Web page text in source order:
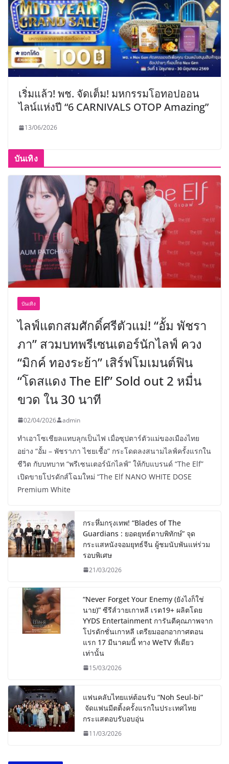
เริ่มแล้ว! พช. จัดเต็ม! มหกรรมโอทอปออน
ไลน์แห่งปี “6 CARNIVALS OTOP Amazing”
13/06/2026
บันเทิง
บันเทิง
ไลฟ์แตกสมศักดิ์ศรีตัวแม่! “อั้ม พัชรา
ภา” สวมบทพรีเซนเตอร์นักไลฟ์ ควง
“มิกค์ ทองระย้า” เสิร์ฟโมเมนต์ฟิน
“โดสแดง The Elf” Sold out 2 หมื่น
ขวด ใน 30 นาที
02/04/2026 admin
ทำเอาโซเชียลแทบลุกเป็นไฟ เมื่อซุปตาร์ตัวแม่ของเมืองไทย
อย่าง “อั้ม – พัชราภา ไชยเชื้อ” กระโดดลงสนามไลฟ์ครั้งแรกใน
ชีวิต กับบทบาท “พรีเซนเตอร์นักไลฟ์” ให้กับแบรนด์ “The Elf”
เปิดขายโปรดักส์โฉมใหม่ “The Elf NANO WHITE DOSE
Premium White
กระหึ่มกรุงเทพ! “Blades of The
Guardians : ยอดยุทธ์ดาบพิทักษ์” จุด
กระแสหนังจอมยุทธ์จีน ผู้ชมนับพันแห่ร่วม
รอบพิเศษ
21/03/2026
“Never Forget Your Enemy (ยังไงก็ใช่
นาย)” ซีรีส์วายเกาหลี เรต19+ ผลิตโดย
YYDS Entertainment การันตีคุณภาพจาก
โปรดักชั่นเกาหลี เตรียมออกอากาศตอน
แรก 17 มีนาคมนี้ ทาง WeTV ที่เดียว
เท่านั้น
15/03/2026
แฟนคลับไทยแห่ต้อนรับ “Noh Seul-bi”
จัดแฟนมีตติ้งครั้งแรกในประเทศไทย
กระแสตอบรับอบอุ่น
11/03/2026